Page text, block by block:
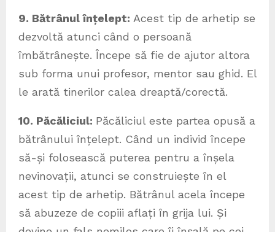
9. Bătrânul înțelept: Acest tip de arhetip se
dezvoltă atunci când o persoană
îmbătrânește. Începe să fie de ajutor altora
sub forma unui profesor, mentor sau ghid. El
le arată tinerilor calea dreaptă/corectă.
10. Păcăliciul: Păcăliciul este partea opusă a
bătrânului înțelept. Când un individ începe
să-și folosească puterea pentru a înșela
nevinovații, atunci se construiește în el
acest tip de arhetip. Bătrânul acela începe
să abuzeze de copiii aflați în grija lui. Și